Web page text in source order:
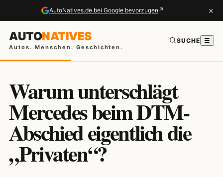
AutoNatives.de bei Google bevorzugen ↗ ×
AUTONATIVES
Autos. Menschen. Geschichten.
SUCHE ☰
Warum unterschlägt
Mercedes beim DTM-
Abschied eigentlich die
„Privaten“?